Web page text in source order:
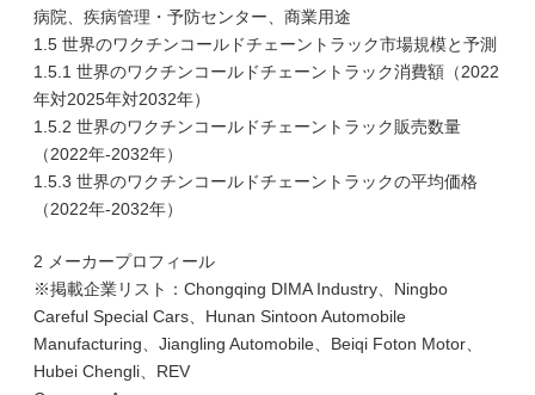
病院、疾病管理・予防センター、商業用途
1.5 世界のワクチンコールドチェーントラック市場規模と予測
1.5.1 世界のワクチンコールドチェーントラック消費額（2022
年対2025年対2032年）
1.5.2 世界のワクチンコールドチェーントラック販売数量
（2022年-2032年）
1.5.3 世界のワクチンコールドチェーントラックの平均価格
（2022年-2032年）
2 メーカープロフィール
※掲載企業リスト：Chongqing DIMA Industry、Ningbo
Careful Special Cars、Hunan Sintoon Automobile
Manufacturing、Jiangling Automobile、Beiqi Foton Motor、
Hubei Chengli、REV